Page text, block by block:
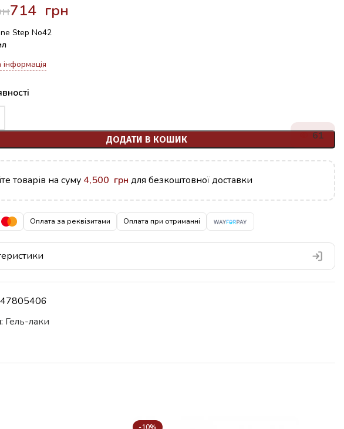
714 грн
Step No42
ДОДАТИ В КОШИК 61
товарів на суму 4,500 грн для безкоштовної доставки
Оплата за реквізитами Оплата при отриманні
47805406
Гель-лаки